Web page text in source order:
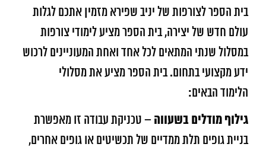
בית הספר לצורפות של יניב שפירא מזמין אתכם לגלות
עולם חדש של יצירה, בית הספר מציע לימודי צורפות
במסלול שנתי המתאים לכל אחד ואחת המעוניינים לרכוש
ידע מקצועי בתחום. בית הספר מציע את מסלולי
הלימוד הבאים:
גילוף מודלים בשעווה– טכניקת עבודה זו מאפשרת
בניית גופים תלת ממדיים של תכשיטים או גופים אחרים,